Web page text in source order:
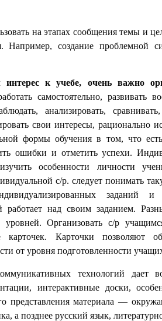
на этапах сообщения темы и
Например, создание проблемной
к учебе, очень важно
самостоятельно, развивать
анализировать,
свои интересы, рационально
формы обучения в том, что
ошибки и отметить успехи.
особенности личности
с/р. следует понимать
заданий и
работает над своим заданием.
Организовать с/р
Карточки позволяют
от уровня подготовленности
технологий дает
интерактивные доски,
представления материала —
а позднее русский язык,